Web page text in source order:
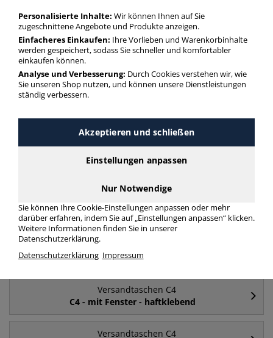
unserer Filter-Funktion.
Versandtaschen C4 braun
mehr Infos zur Kategorie
Versandtaschen C4
Versandtaschen C4
mit Fenster
Versandtaschen C4
C4
Versandtaschen C4
C4 - mit Fenster - haftklebend
Versandtaschen C4
Personalisierte Inhalte: Wir können Ihnen auf Sie
zugeschnittene Angebote und Produkte anzeigen.
Einfacheres Einkaufen: Ihre Vorlieben und Warenkorbinhalte
werden gespeichert, sodass Sie schneller und komfortabler
einkaufen können.
Analyse und Verbesserung: Durch Cookies verstehen wir, wie
Sie unseren Shop nutzen, und können unsere Dienstleistungen
ständig verbessern.
Akzeptieren und schließen
Einstellungen anpassen
Nur Notwendige
Sie können Ihre Cookie-Einstellungen anpassen oder mehr
darüber erfahren, indem Sie auf „Einstellungen anpassen“ klicken.
Weitere Informationen finden Sie in unserer
Datenschutzerklärung.
Datenschutzerklärung Impressum